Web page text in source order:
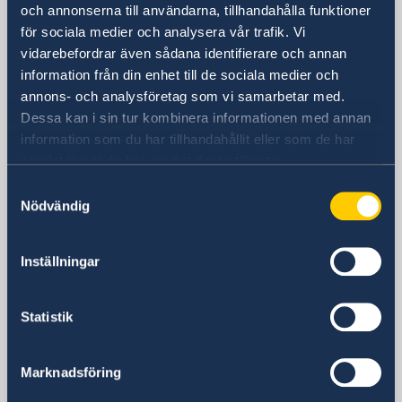
och annonserna till användarna, tillhandahålla funktioner
för sociala medier och analysera vår trafik. Vi
vidarebefordrar även sådana identifierare och annan
information från din enhet till de sociala medier och
annons- och analysföretag som vi samarbetar med.
Dessa kan i sin tur kombinera informationen med annan
information som du har tillhandahållit eller som de har
samlat in när du har använt deras tjänster.
Nödvändig
Inställningar
Statistik
Marknadsföring
Besöksadress
Adgar 360, 24 tr.
Hashlosha Street 2
Tel Aviv
Postadress
Embassy of Sweden
P.O.B. 9393
Tel Aviv 6109301
Telefonnummer
+972 3 718 00 00
ambassaden.tel-aviv@gov.se
passport.tel-aviv@gov.se